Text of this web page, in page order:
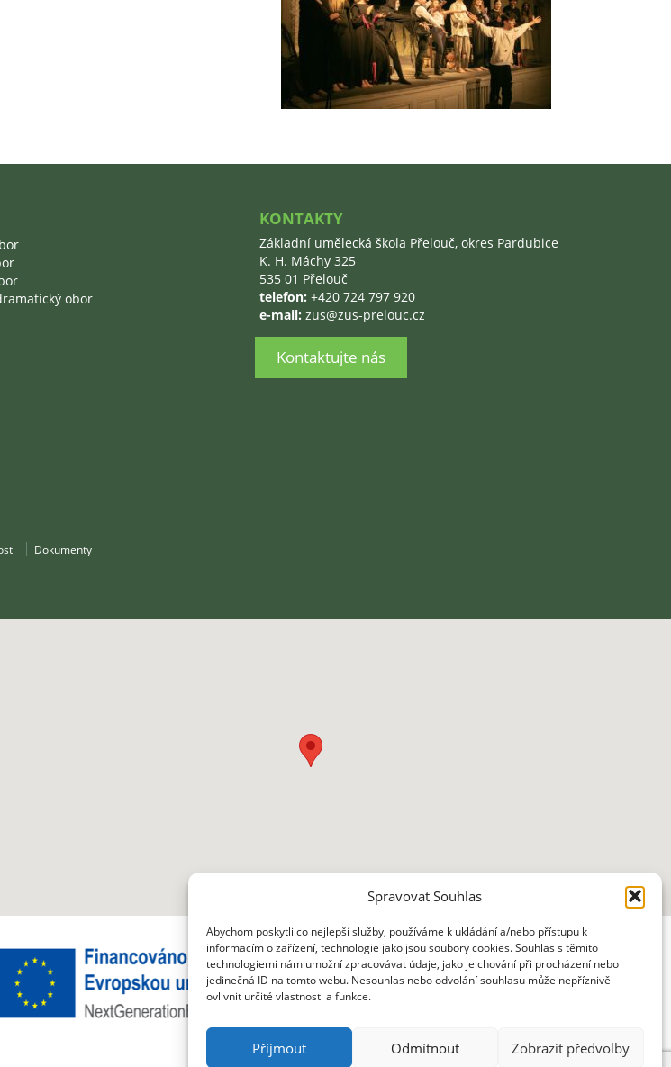
Spravovat Souhlas
Abychom poskytli co nejlepší služby, používáme k ukládání a/nebo přístupu k
informacím o zařízení, technologie jako jsou soubory cookies. Souhlas s těmito
technologiemi nám umožní zpracovávat údaje, jako je chování při procházení nebo
jedinečná ID na tomto webu. Nesouhlas nebo odvolání souhlasu může nepříznivě
ovlivnit určité vlastnosti a funkce.
Příjmout Odmítnout Zobrazit předvolby
obor
Dokumenty
KONTAKTY
Základní umělecká škola Přelouč, okres Pardubice
K. H. Máchy 325
535 01 Přelouč
telefon: +420 724 797 920
e-mail: zus@zus-prelouc.cz
Kontaktujte nás